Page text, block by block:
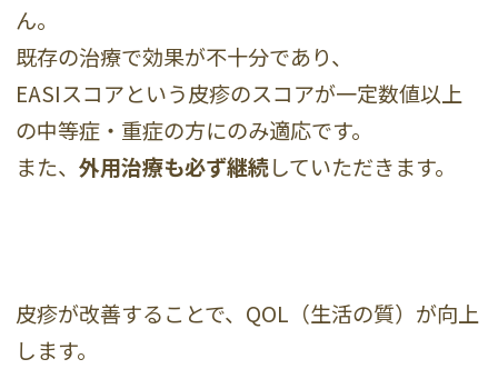
ん。
既存の治療で効果が不十分であり、
EASIスコアという皮疹のスコアが一定数値以上
の中等症・重症の方にのみ適応です。
また、外用治療も必ず継続していただきます。
皮疹が改善することで、QOL（生活の質）が向上
します。